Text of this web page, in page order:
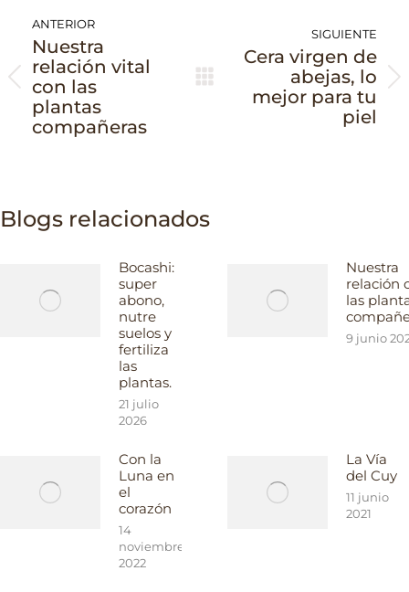
entre
publicaciones
ANTERIOR
Publicación
anterior:
Nuestra
relación vital
con las
plantas
compañeras
SIGUIENTE
Publicación
siguiente:
Cera virgen de
abejas, lo
mejor para tu
piel
Blogs relacionados
Bocashi:
super
abono,
nutre
suelos y
fertiliza
las
plantas.
21 julio
2026
Nuestra
relación
las
9 junio
Con la
Luna en
el
corazón
14
noviembre
2022
La Vía
del Cuy
11 junio
2021